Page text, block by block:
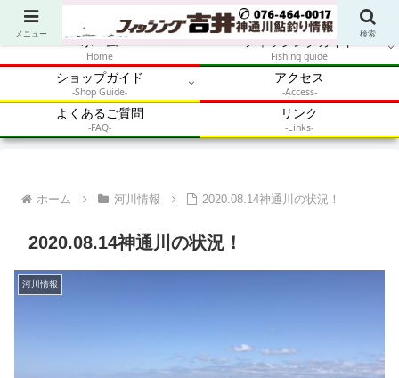
アウトドア・釣り・鮎・自然体験を加速させるメディア
ホーム
Home
フィッシングガイド
Fishing guide
ショップガイド
-Shop Guide-
アクセス
-Access-
よくあるご質問
-FAQ-
リンク
-Links-
ホーム 河川情報 2020.08.14神通川の状況！
2020.08.14神通川の状況！
河川情報
メニュー 検索